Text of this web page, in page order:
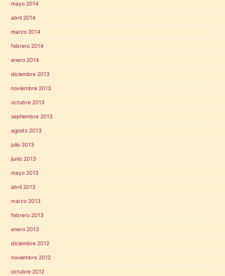
mayo 2014
abril 2014
marzo 2014
febrero 2014
enero 2014
diciembre 2013
noviembre 2013
octubre 2013
septiembre 2013
agosto 2013
julio 2013
junio 2013
mayo 2013
abril 2013
marzo 2013
febrero 2013
enero 2013
diciembre 2012
noviembre 2012
octubre 2012